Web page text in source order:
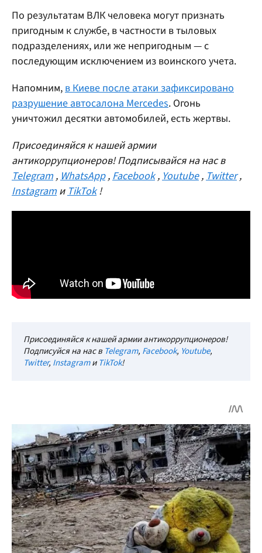
По результатам ВЛК человека могут признать
пригодным к службе, в частности в тыловых
подразделениях, или же непригодным — с
последующим исключением из воинского учета.
Напомним,в Киеве после атаки зафиксировано
разрушение автосалона Mercedes. Огонь
уничтожил десятки автомобилей, есть жертвы.
Присоединяйся к нашей армии
антикоррупционеров! Подписывайся на нас в
Telegram ,WhatsApp ,Facebook ,Youtube ,Twitter ,
Instagram иTikTok !
Присоединяйся к нашей армии антикоррупционеров!
Подписуйся на нас в Telegram, Facebook, Youtube,
Twitter, InstagramиTikTok!